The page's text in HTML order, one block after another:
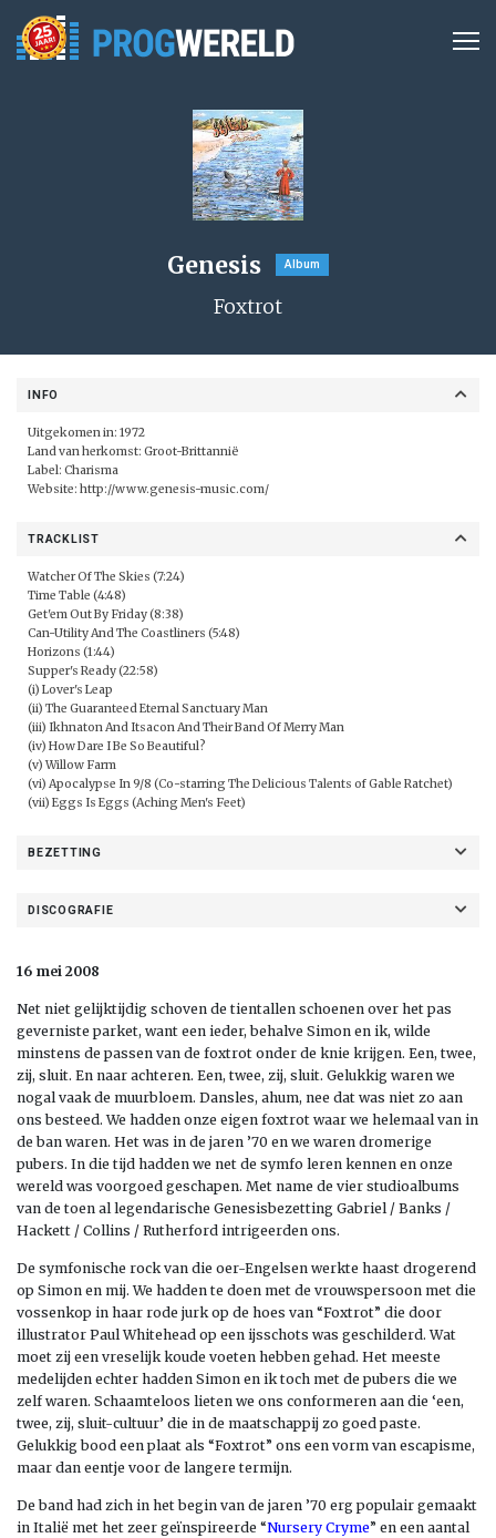
Genesis Album
Foxtrot
INFO
Uitgekomen in: 1972
Land van herkomst: Groot-Brittannië
Label: Charisma
Website: http://www.genesis-music.com/
TRACKLIST
Watcher Of The Skies (7:24)
Time Table (4:48)
Get'em Out By Friday (8:38)
Can-Utility And The Coastliners (5:48)
Horizons (1:44)
Supper's Ready (22:58)
(i) Lover's Leap
(ii) The Guaranteed Eternal Sanctuary Man
(iii) Ikhnaton And Itsacon And Their Band Of Merry Man
(iv) How Dare I Be So Beautiful?
(v) Willow Farm
(vi) Apocalypse In 9/8 (Co-starring The Delicious Talents of Gable Ratchet)
(vii) Eggs Is Eggs (Aching Men's Feet)
BEZETTING
DISCOGRAFIE
16 mei 2008
Net niet gelijktijdig schoven de tientallen schoenen over het pas
geverniste parket, want een ieder, behalve Simon en ik, wilde
minstens de passen van de foxtrot onder de knie krijgen. Een, twee,
zij, sluit. En naar achteren. Een, twee, zij, sluit. Gelukkig waren we
nogal vaak de muurbloem. Dansles, ahum, nee dat was niet zo aan
ons besteed. We hadden onze eigen foxtrot waar we helemaal van in
de ban waren. Het was in de jaren ’70 en we waren dromerige
pubers. In die tijd hadden we net de symfo leren kennen en onze
wereld was voorgoed geschapen. Met name de vier studioalbums
van de toen al legendarische Genesisbezetting Gabriel / Banks /
Hackett / Collins / Rutherford intrigeerden ons.
De symfonische rock van die oer-Engelsen werkte haast drogerend
op Simon en mij. We hadden te doen met de vrouwspersoon met die
vossenkop in haar rode jurk op de hoes van “Foxtrot” die door
illustrator Paul Whitehead op een ijsschots was geschilderd. Wat
moet zij een vreselijk koude voeten hebben gehad. Het meeste
medelijden echter hadden Simon en ik toch met de pubers die we
zelf waren. Schaamteloos lieten we ons conformeren aan die ‘een,
twee, zij, sluit-cultuur’ die in de maatschappij zo goed paste.
Gelukkig bood een plaat als “Foxtrot” ons een vorm van escapisme,
maar dan eentje voor de langere termijn.
De band had zich in het begin van de jaren ’70 erg populair gemaakt
in Italië met het zeer geïnspireerde “Nursery Cryme” en een aantal